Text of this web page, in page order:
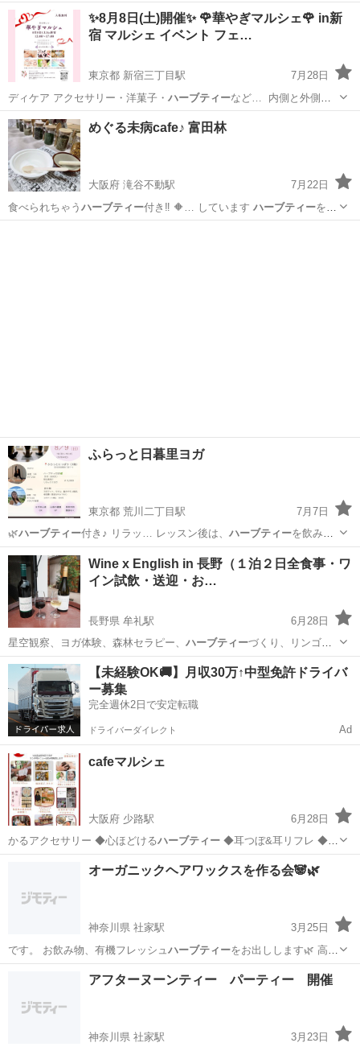
✨8月8日(土)開催✨ 🌹華やぎマルシェ🌹 in新
宿 マルシェ イベント フェ…
東京都 新宿三丁目駅
7月28日
ディケア アクセサリー・洋菓子・ ハーブティーなど… ⁡ 内側と外側、
どちら…
東京 新宿区 新宿三丁目駅 その他
めぐる未病cafe♪ 富田林
大阪府 滝谷不動駅
7月22日
食べられちゃう ハーブティー 付き‼️ 🔶… しています ハーブティーを飲
みながら …
ふらっと日暮里ヨガ
東京都 荒川二丁目駅
7月7日
🌿ハーブティー付き♪ リラッ… レッスン後は、 ハーブティーを飲みな
がら、… 3,000円（ハーブティー 付き） 👥対…
東京 荒川区 スポーツ ハーブティー
Wine x English in 長野（１泊２日全食事・ワ
イン試飲・送迎・お…
長野県 牟礼駅
6月28日
星空観察、ヨガ体験、森林セラピー、 ハーブティーづくり、リンゴ収
穫、ワインラベルづ…
長野 上水内郡 牟礼駅 ワークショップ English
【未経験OK🚚】月収30万↑中型免許ドライバ
ー募集
完全週休2日で安定転職
ドライバーダイレクト Ad
cafeマルシェ
大阪府 少路駅
6月28日
かるアクセサリー ◆心ほどけるハーブティー◆耳つぼ&耳リフレ ◆
自…
少路駅 その他 マルシェ
オーガニックヘアワックスを作る会🐼🌿
神奈川県 社家駅
3月25日
です。 お飲み物、有機フレッシュハーブティーをお出しします🌿 高血
圧の薬を飲…
社家駅
アフターヌーンティー パーティー 開催
神奈川県 社家駅
3月23日